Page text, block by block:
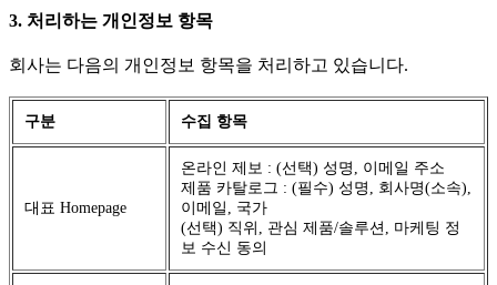
3. 처리하는 개인정보 항목
회사는 다음의 개인정보 항목을 처리하고 있습니다.
구분 수집 항목
대표 Homepage
온라인 제보 : (선택) 성명, 이메일 주소
제품 카탈로그 : (필수) 성명, 회사명(소속),
이메일, 국가
(선택) 직위, 관심 제품/솔루션, 마케팅 정
보 수신 동의